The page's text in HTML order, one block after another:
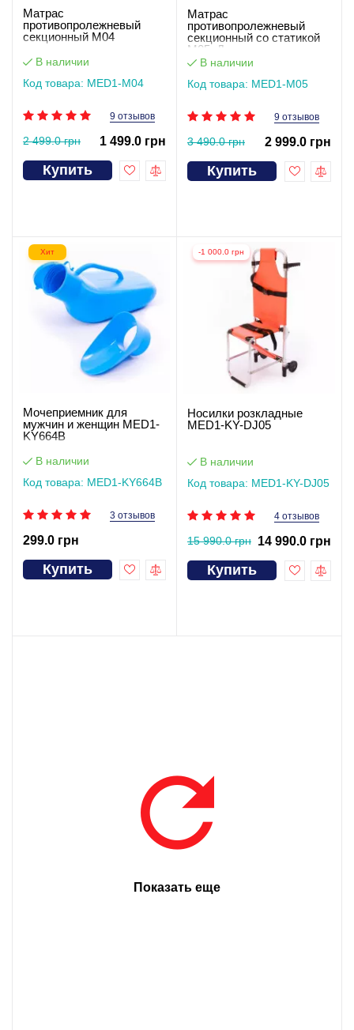
Матрас
противопролежневый
секционный M04
В наличии
Код товара: MED1-M04
9 отзывов
2 499.0 грн 1 499.0 грн
Купить
Матрас
противопролежневый
секционный со статикой
М05. Держит давление
без света
В наличии
Код товара: MED1-M05
9 отзывов
3 490.0 грн 2 999.0 грн
Купить
Хит
Мочеприемник для
мужчин и женщин MED1-
KY664B
В наличии
Код товара: MED1-KY664B
3 отзывов
299.0 грн
Купить
-1 000.0 грн
Носилки розкладные
MED1-KY-DJ05
В наличии
Код товара: MED1-KY-DJ05
4 отзывов
15 990.0 грн 14 990.0 грн
Купить
Показать еще